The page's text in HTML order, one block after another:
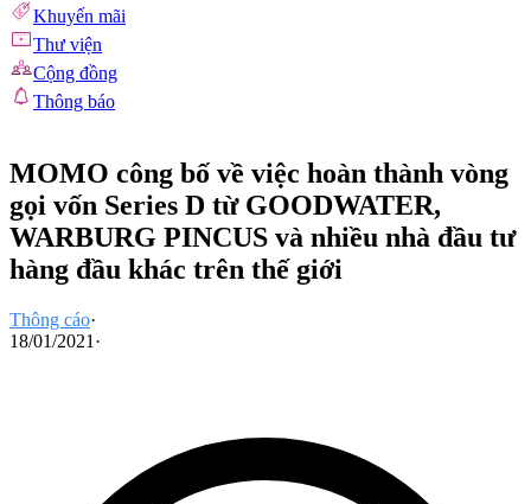
Khuyến mãi
Thư viện
Cộng đồng
Thông báo
MOMO công bố về việc hoàn thành vòng
gọi vốn Series D từ GOODWATER,
WARBURG PINCUS và nhiều nhà đầu tư
hàng đầu khác trên thế giới
Thông cáo·
18/01/2021 ·